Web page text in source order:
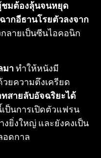
มต้องลุ้นจนหยุด
ฉากอีธานโรยตัวลงจาก
ลายเป็นซีนไอคอนิก
มาทำให้หนังมี
ยความตึงเครียด
สายลับอัจฉริยะได้
เป็นการเปิดตัวแฟรน
งยิ่งใหญ่ และยังคงเป็น
อดกาล